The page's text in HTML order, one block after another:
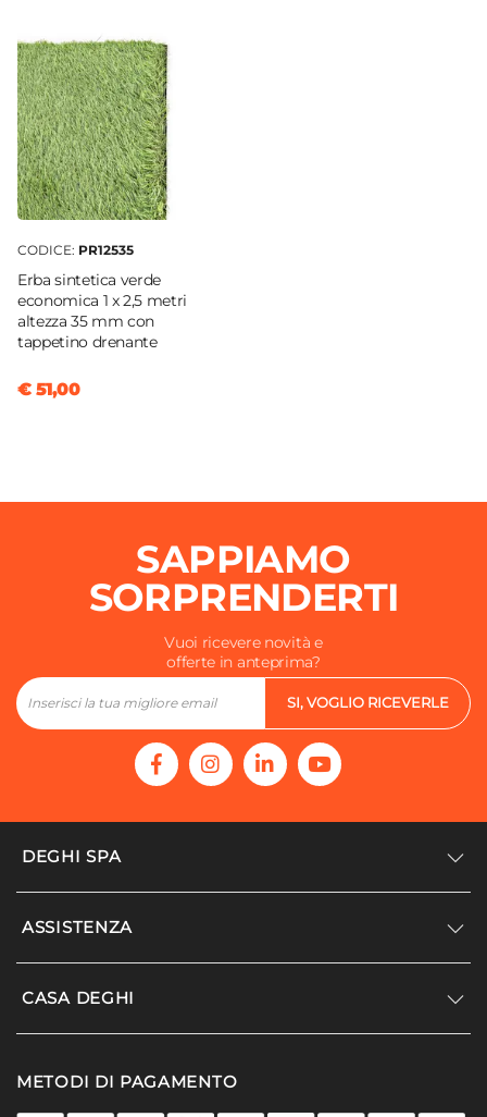
CODICE: PR12535
Erba sintetica verde
economica 1 x 2,5 metri
altezza 35 mm con
tappetino drenante
€ 51,00
SAPPIAMO
SORPRENDERTI
Vuoi ricevere novità e
offerte in anteprima?
SI, VOGLIO RICEVERLE
DEGHI SPA
Accedi/Registrati
Modello organizzativo e codice etico
Promozioni
ASSISTENZA
Supporto
Agevolazioni fiscali
CASA DEGHI
I nostri luoghi
METODI DI PAGAMENTO